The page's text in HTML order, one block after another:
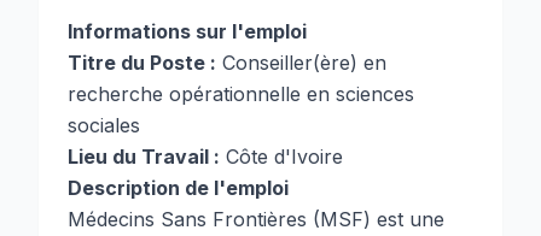
Informations sur l'emploi
Titre du Poste : Conseiller(ère) en
recherche opérationnelle en sciences
sociales
Lieu du Travail : Côte d'Ivoire
Description de l'emploi
Médecins Sans Frontières (MSF) est une